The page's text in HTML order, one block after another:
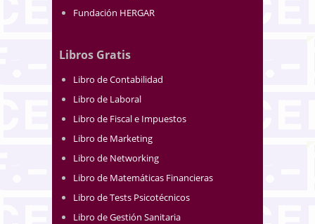
Fundación HERGAR
Libros Gratis
Libro de Contabilidad
Libro de Laboral
Libro de Fiscal e Impuestos
Libro de Marketing
Libro de Networking
Libro de Matemáticas Financieras
Libro de Tests Psicotécnicos
Libro de Gestión Sanitaria